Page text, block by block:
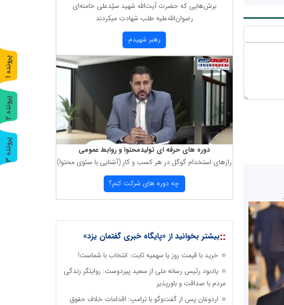
برش‌هایی كه حضرت آیت‌الله شهید سیّدعلی خامنه‌ای
رضوان‌الله‌علیه طلب شهادت میكردند
رهبر شهیدم
دوره های حرفه ای تولیدمحتوا و روابط عمومی
رازهای استخدام گوگل در هر كسب و كار (آشنایی با سئوی محتوا)
چه دوره های شركت كنم؟
::بیشتر بخوانید از «پایگاه خبری گفتمان یزد»
خرید با قیمت روز یا سهمیه ثابت: انتخاب با شماست!
یادبود رئیس رسانه ملی از سعید پیردوست: روایتگر زندگی
مردم با صداقت و باورپذیر
اردوغان پس از گفت‌وگو با ترامپ: اقدامات خلاف حقوق
پ
ر
و
ن
د
ه
1
پ
ر
و
ن
د
ه
2
پ
ر
و
ن
د
ه
3